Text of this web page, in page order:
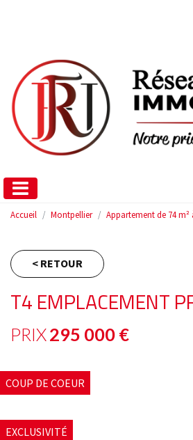
Accueil Montpellier Appartement de 74
< RETOUR
T4 EMPLACEMENT
PRIX295 000 €
EXCLUSIVITÉ
COUP DE COEUR